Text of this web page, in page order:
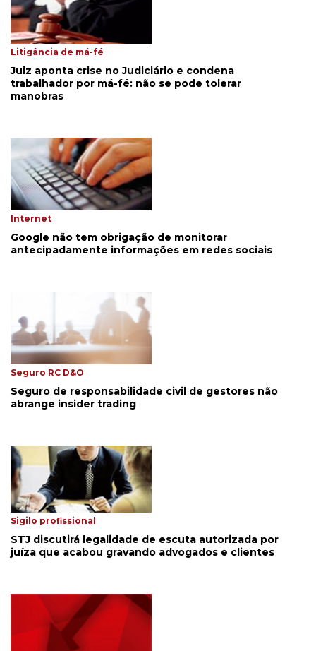
Litigância de má-fé
Juiz aponta crise no Judiciário e condena
trabalhador por má-fé: não se pode tolerar
manobras
Internet
Google não tem obrigação de monitorar
antecipadamente informações em redes sociais
Seguro RC D&O
Seguro de responsabilidade civil de gestores não
abrange insider trading
Sigilo profissional
STJ discutirá legalidade de escuta autorizada por
juíza que acabou gravando advogados e clientes